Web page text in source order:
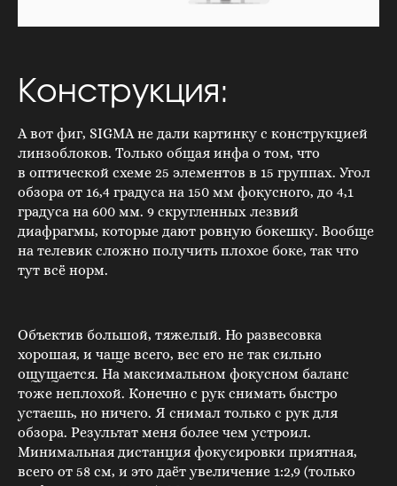
Конструкция:
А вот фиг, SIGMA не дали картинку с конструкцией
линзоблоков. Только общая инфа о том, что
в оптической схеме 25 элементов в 15 группах. Угол
обзора от 16,4 градуса на 150 мм фокусного, до 4,1
градуса на 600 мм. 9 скругленных лезвий
диафрагмы, которые дают ровную бокешку. Вообще
на телевик сложно получить плохое боке, так что
тут всё норм.
Объектив большой, тяжелый. Но развесовка
хорошая, и чаще всего, вес его не так сильно
ощущается. На максимальном фокусном баланс
тоже неплохой. Конечно с рук снимать быстро
устаешь, но ничего. Я снимал только с рук для
обзора. Результат меня более чем устроил.
Минимальная дистанция фокусировки приятная,
всего от 58 см, и это даёт увеличение 1:2,9 (только